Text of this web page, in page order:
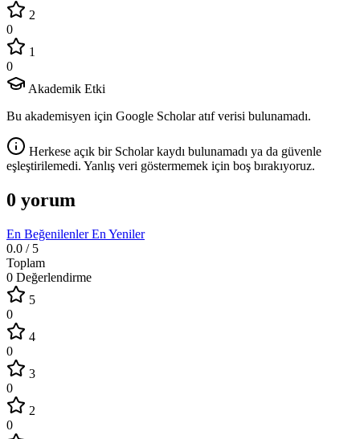
2
0
1
0
Akademik Etki
Bu akademisyen için Google Scholar atıf verisi bulunamadı.
Herkese açık bir Scholar kaydı bulunamadı ya da güvenle
eşleştirilemedi. Yanlış veri göstermemek için boş bırakıyoruz.
0 yorum
En BeğenilenlerEn Yeniler
0.0 / 5
Toplam
0 Değerlendirme
5
0
4
0
3
0
2
0